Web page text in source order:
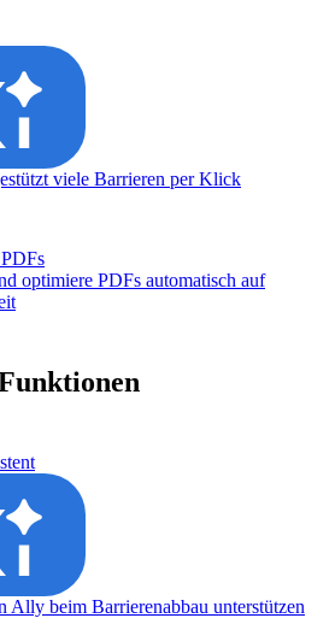
viele Barrieren per Klick
optimiere PDFs automatisch auf
Ally beim Barrierenabbau unterstützen